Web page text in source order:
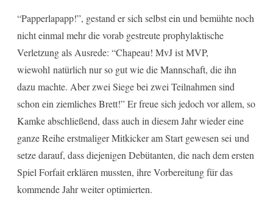
“Papperlapapp!”, gestand er sich selbst ein und bemühte noch
nicht einmal mehr die vorab gestreute prophylaktische
Verletzung als Ausrede: “Chapeau! MvJ ist MVP,
wiewohl natürlich nur so gut wie die Mannschaft, die ihn
dazu machte. Aber zwei Siege bei zwei Teilnahmen sind
schon ein ziemliches Brett!” Er freue sich jedoch vor allem, so
Kamke abschließend, dass auch in diesem Jahr wieder eine
ganze Reihe erstmaliger Mitkicker am Start gewesen sei und
setze darauf, dass diejenigen Debütanten, die nach dem ersten
Spiel Forfait erklären mussten, ihre Vorbereitung für das
kommende Jahr weiter optimierten.